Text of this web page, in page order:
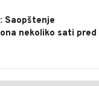
Saopštenje
nekoliko sati pred